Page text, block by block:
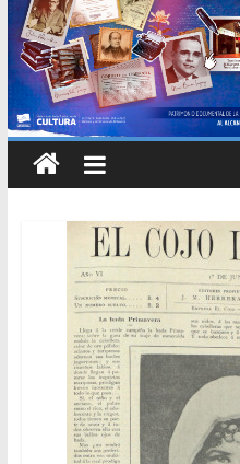
Caracas 09 de marzo de 2006
Catálogo temático de obras